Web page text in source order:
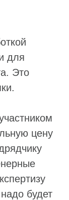
для
Это
цену
будет